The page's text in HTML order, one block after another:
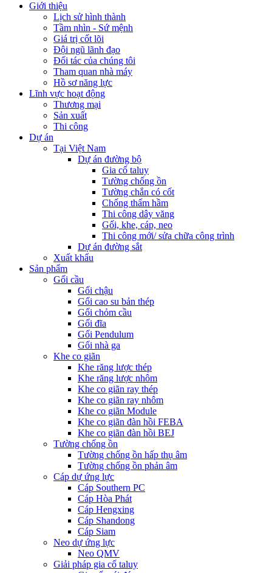
Giới thiệu
Lịch sử hình thành
Tầm nhìn - Sứ mệnh
Giá trị cốt lõi
Đội ngũ lãnh đạo
Đối tác của chúng tôi
Tham quan nhà máy
Hồ sơ năng lực
Lĩnh vực hoạt động
Thương mại
Sản xuất
Thi công
Dự án
Tại Việt Nam
Dự án đường bộ
Gia cố taluy
Tường chống ồn
Tường chắn có cốt
Chống thấm hầm
Thi công dây văng
Gối, khe, cáp, neo
Thi công mới/ sửa chữa công trình
Dự án đường sắt
Xuất khẩu
Sản phẩm
Gối cầu
Gối chậu
Gối cao su bản thép
Gối chỏm cầu
Gối đĩa
Gối Pendulum
Gối nhà ga
Khe co giãn
Khe răng lược thép
Khe răng lược nhôm
Khe co giãn ray thép
Khe co giãn ray nhôm
Khe co giãn Module
Khe co giãn đàn hồi FEBA
Khe co giãn đàn hồi BEJ
Tường chống ồn
Tường chống ồn hấp thụ âm
Tường chống ồn phản âm
Cáp dự ứng lực
Cáp Southern PC
Cáp Hòa Phát
Cáp Hengxing
Cáp Shandong
Cáp Siam
Neo dự ứng lực
Neo QMV
Giải pháp gia cố taluy